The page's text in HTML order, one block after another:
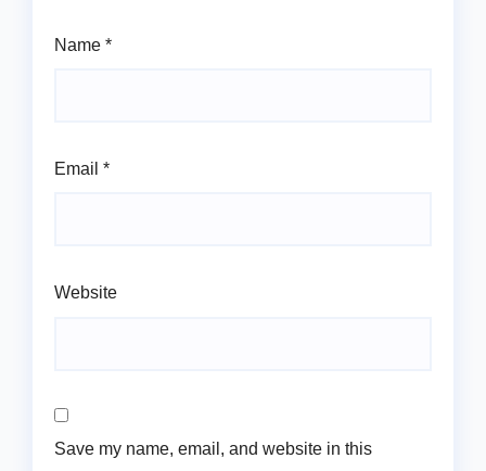
Name *
Email *
Website
Save my name, email, and website in this